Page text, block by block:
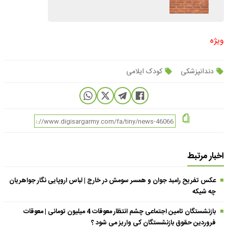
ویژه
دندانپزشکی کودک ایلامی
اخبار مرتبط
عکس تفریح رامبد جوان و همسر سومش در خارج | لباس اروپایی نگار جواهریان
چه شیکه
بازنشستگان تامین اجتماعی چشم انتظار معوقات 4 میلیون تومانی | معوقات
فروردین حقوق بازنشستگان کی واریز می شود ؟